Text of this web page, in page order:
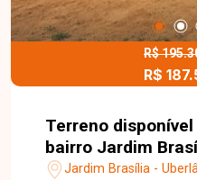
R$
R$
Terreno
bairro Jardim
MGJardim Brasília -